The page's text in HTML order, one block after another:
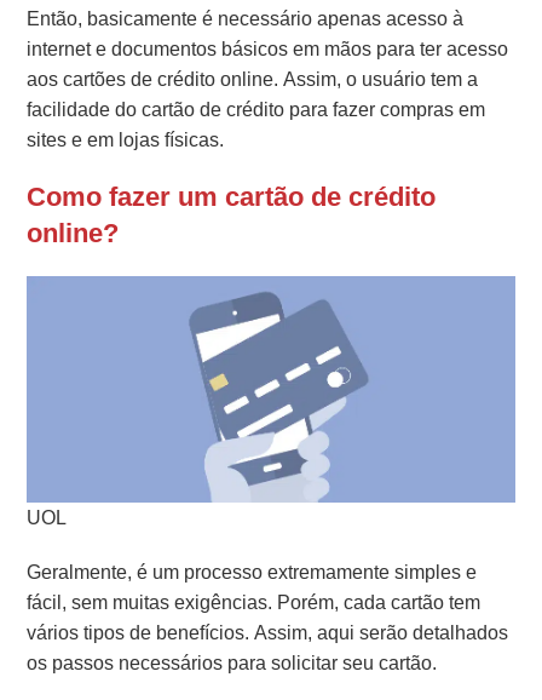
Então, basicamente é necessário apenas acesso à
internet e documentos básicos em mãos para ter acesso
aos cartões de crédito online. Assim, o usuário tem a
facilidade do cartão de crédito para fazer compras em
sites e em lojas físicas.
Como fazer um cartão de crédito
online?
UOL
Geralmente, é um processo extremamente simples e
fácil, sem muitas exigências. Porém, cada cartão tem
vários tipos de benefícios. Assim, aqui serão detalhados
os passos necessários para solicitar seu cartão.